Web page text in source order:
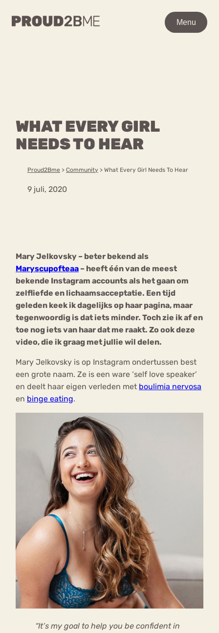
Menu
WHAT EVERY GIRL
NEEDS TO HEAR
Proud2Bme > Community > What Every Girl Needs To Hear
9 juli, 2020
Mary Jelkovsky – beter bekend als
Maryscupofteaa – heeft één van de meest
bekende Instagram accounts als het gaan om
zelfliefde en lichaamsacceptatie. Een tijd
geleden keek ik dagelijks op haar pagina, maar
tegenwoordig is dat iets minder. Toch zie ik af en
toe nog iets van haar dat me raakt. Zo ook deze
video, die ik graag met jullie wil delen.
Mary Jelkovsky is op Instagram ondertussen best
een grote naam. Ze is een ware ‘self love speaker’
en deelt haar eigen verleden met boulimia nervosa
en binge eating.
“It’s my goal to help you be confident in
Menu
Content
Over ons
Chat
Forum
WAAR BEN JE NAAR OP
Over proud2bme
Contact
Vacatures
mia
Nerv
osa
Eetstoornis Anorexia Nervosa
Eetbuien Piekeren Sport
Trauma
Orthorexia
Afvallen Angst